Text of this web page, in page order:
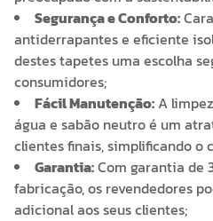
Segurança e Conforto:
antiderrapantes e eficiente
destes tapetes uma escolha
consumidores;
Fácil Manutenção: A
água e sabão neutro é um
clientes finais, simplificando o
Garantia:Com garantia de
fabricação, os revendedores
adicional aos seus clientes;